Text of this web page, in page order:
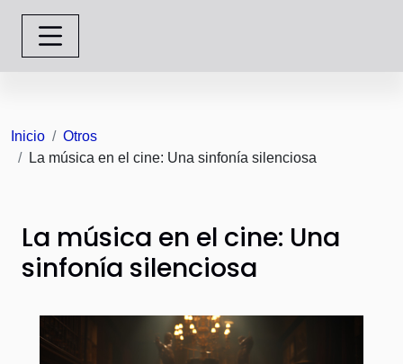
Inicio
Otros
La música en el cine: Una sinfonía silenciosa
La música en el cine: Una
sinfonía silenciosa